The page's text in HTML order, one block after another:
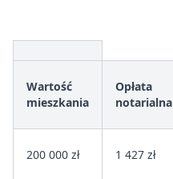
Wartość
mieszkania
Opłata
notarialna
200 000 zł 1 427 zł